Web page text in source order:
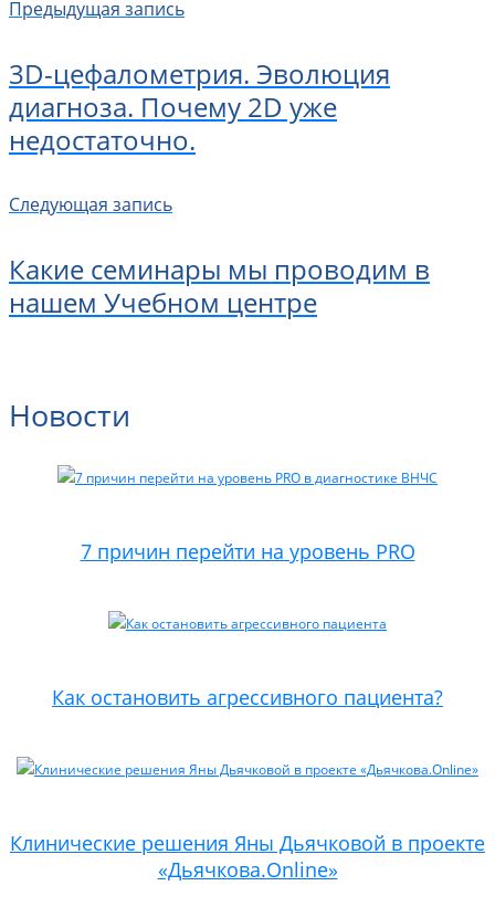
Предыдущая запись
3D-цефалометрия. Эволюция
диагноза. Почему 2D уже
недостаточно.
Следующая запись
Какие семинары мы проводим в
нашем Учебном центре
Новости
7 причин перейти на уровень PRO
Как остановить агрессивного пациента?
Клинические решения Яны Дьячковой в проекте
«Дьячкова.Online»